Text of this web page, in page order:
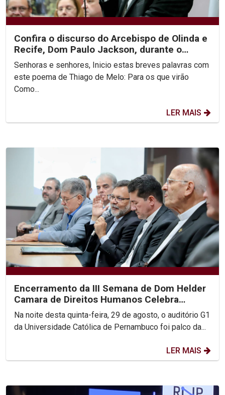
Confira o discurso do Arcebispo de Olinda e
Recife, Dom Paulo Jackson, durante o
encerramento da...
Senhoras e senhores, Inicio estas breves palavras com
este poema de Thiago de Melo: Para os que virão
Como...
LER MAIS
Encerramento da III Semana de Dom Helder
Camara de Direitos Humanos Celebra
Compromisso com a...
Na noite desta quinta-feira, 29 de agosto, o auditório G1
da Universidade Católica de Pernambuco foi palco da...
LER MAIS